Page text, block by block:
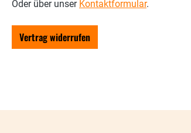
Oder über unser Kontaktformular.
Vertrag widerrufen